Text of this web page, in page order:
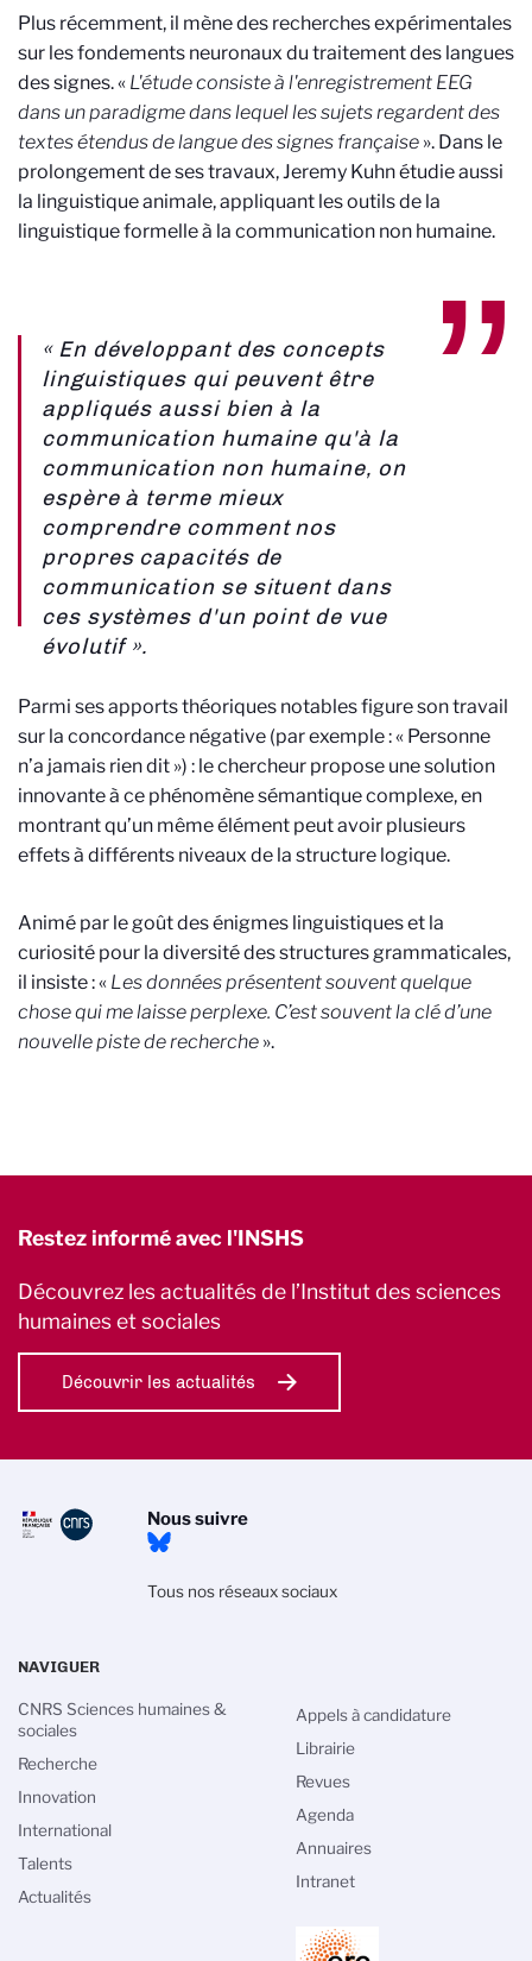
Plus récemment, il mène des recherches expérimentales
sur les fondements neuronaux du traitement des langues
des signes. « L'étude consiste à l'enregistrement EEG
dans un paradigme dans lequel les sujets regardent des
textes étendus de langue des signes française ». Dans le
prolongement de ses travaux, Jeremy Kuhn étudie aussi
la linguistique animale, appliquant les outils de la
linguistique formelle à la communication non humaine.
« En développant des concepts
linguistiques qui peuvent être
appliqués aussi bien à la
communication humaine qu'à la
communication non humaine, on
espère à terme mieux
comprendre comment nos
propres capacités de
communication se situent dans
ces systèmes d'un point de vue
évolutif ».
Parmi ses apports théoriques notables figure son travail
sur la concordance négative (par exemple : « Personne
n’a jamais rien dit ») : le chercheur propose une solution
innovante à ce phénomène sémantique complexe, en
montrant qu’un même élément peut avoir plusieurs
effets à différents niveaux de la structure logique.
Animé par le goût des énigmes linguistiques et la
curiosité pour la diversité des structures grammaticales,
il insiste : « Les données présentent souvent quelque
chose qui me laisse perplexe. C’est souvent la clé d’une
nouvelle piste de recherche ».
Restez informé avec l'INSHS
Découvrez les actualités de l’Institut des sciences
humaines et sociales
Découvrir les actualités
Nous suivre
Tous nos réseaux sociaux
NAVIGUER
CNRS Sciences humaines &
sociales
Recherche
Innovation
International
Talents
Actualités
Appels à candidature
Librairie
Revues
Agenda
Annuaires
Intranet